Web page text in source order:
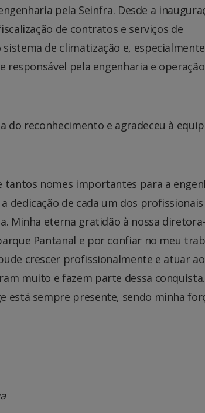
pela Seinfra. Desde a
de contratos e serviços de
de climatização e,
responsável pela engenharia e
do reconhecimento e agradeceu à
nomes importantes para a
dedicação de cada um dos
Minha eterna gratidão à nossa
Pantanal e por confiar no meu
crescer profissionalmente e atuar
muito e fazem parte dessa conquista.
está sempre presente, sendo minha